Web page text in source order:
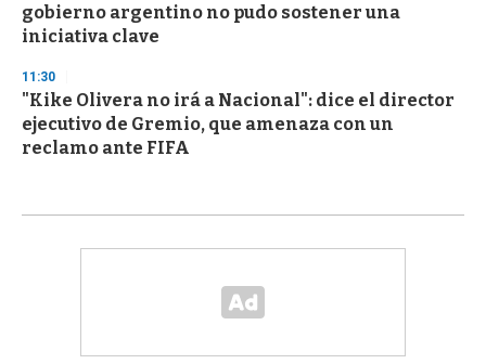
gobierno argentino no pudo sostener una
iniciativa clave
11:30
"Kike Olivera no irá a Nacional": dice el director
ejecutivo de Gremio, que amenaza con un
reclamo ante FIFA